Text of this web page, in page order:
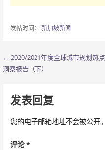
发帖时间： 新加坡新闻
文
导
航
← 2020/2021年度全球城市规划热点
洞察报告（下）
发表回复
您的电子邮箱地址不会被公开。
评论*